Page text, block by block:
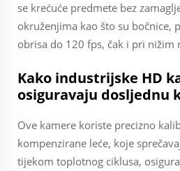
se krećuće predmete bez
okruženjima kao što su bočnice,
obrisa do 120 fps, čak i pri nižim
Kako industrijske HD
osiguravaju dosljednu
Ove kamere koriste precizno
kompenzirane leće, koje
tijekom toplotnog ciklusa,